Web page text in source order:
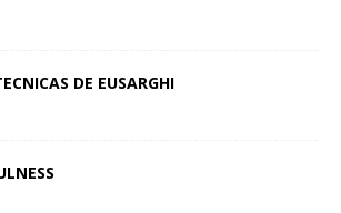
DE EUSARGHI